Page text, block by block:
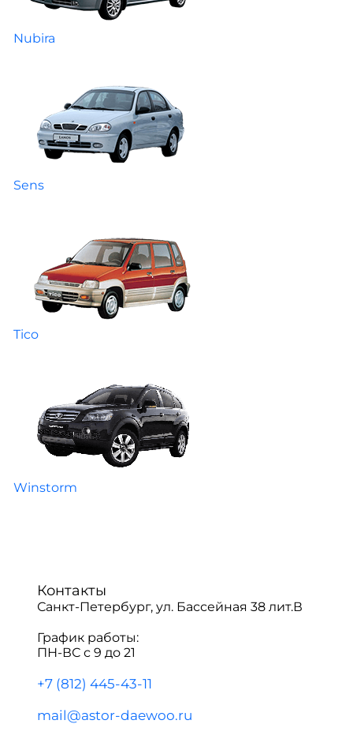
Nubira
Sens
Tico
Winstorm
Контакты
Санкт-Петербург, ул. Бассейная 38 лит.В
График работы:
ПН-ВС с 9 до 21
+7 (812) 445-43-11
mail@astor-daewoo.ru